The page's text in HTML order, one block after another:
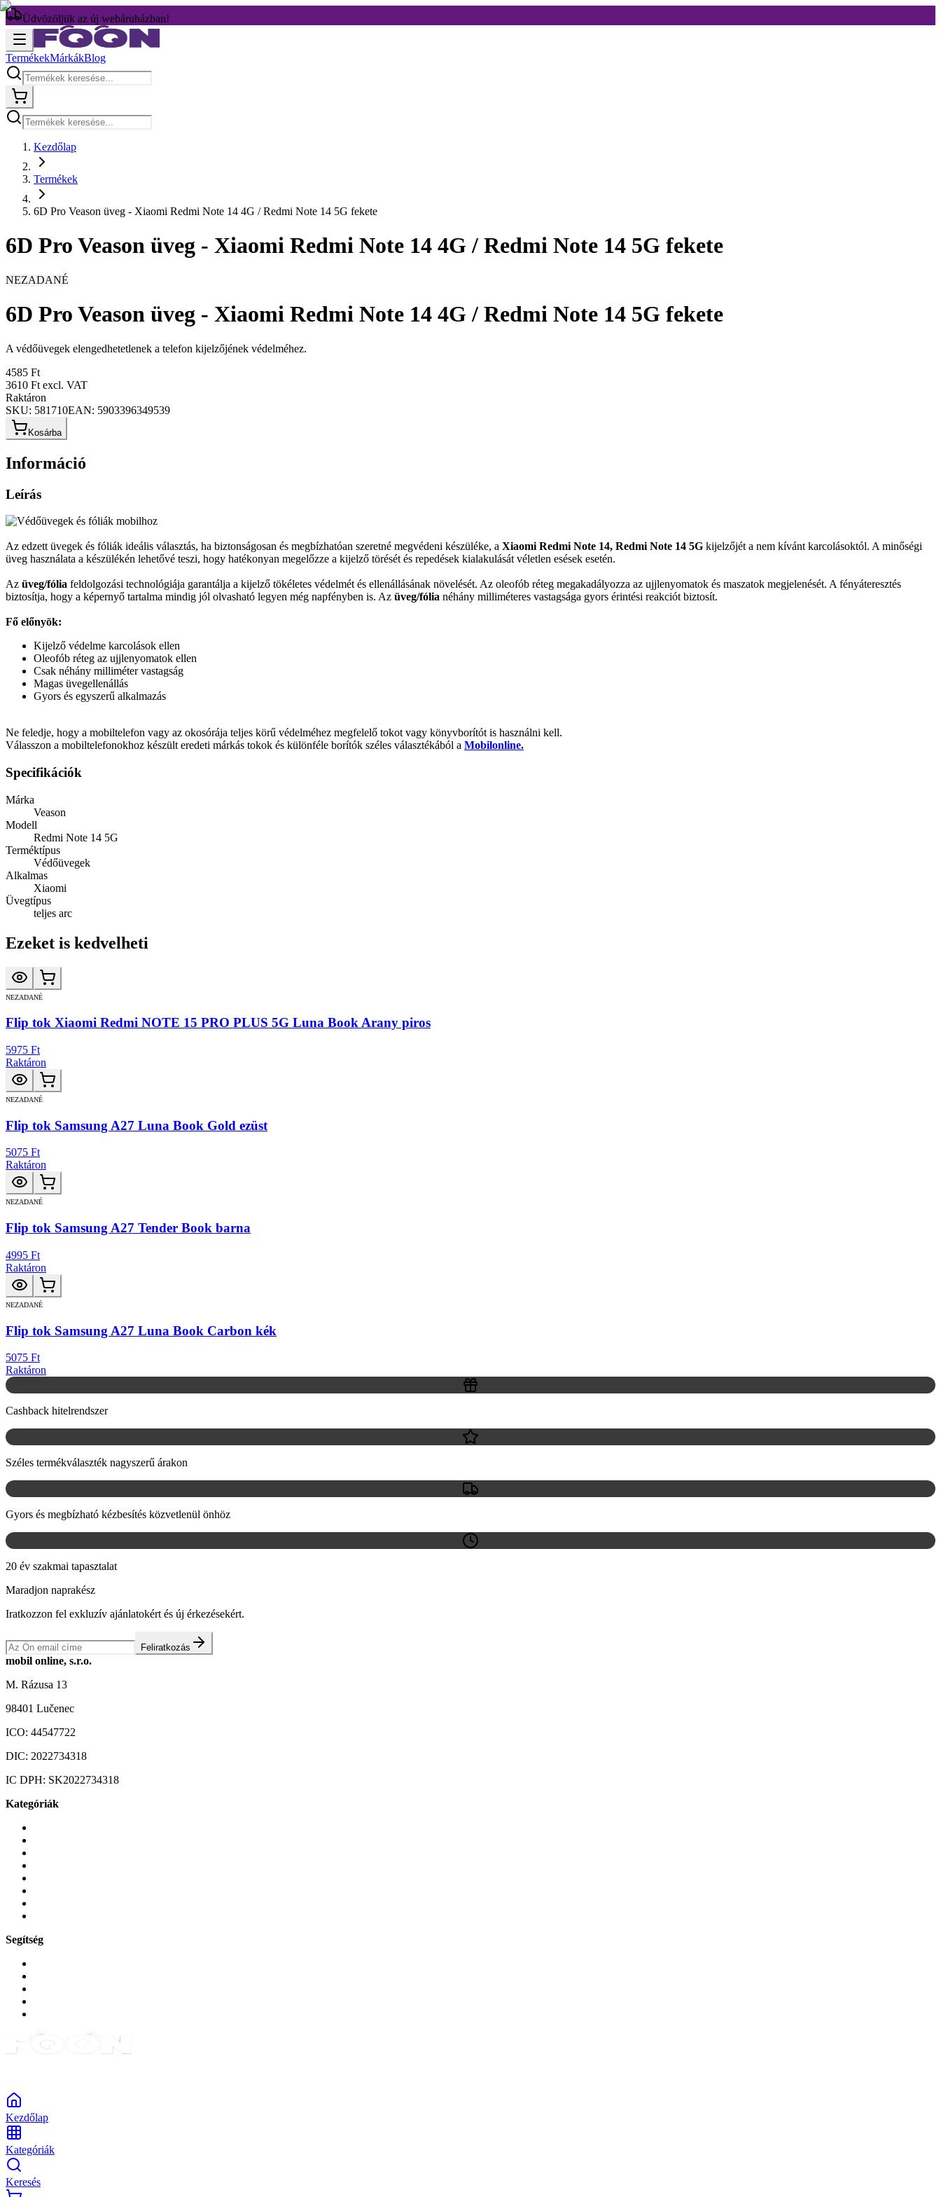
Üdvözöljük az új webáruházban!
TermékekMárkákBlog
Kezdőlap
Termékek
6D Pro Veason üveg - Xiaomi Redmi Note 14 4G / Redmi Note 14 5G fekete
6D Pro Veason üveg - Xiaomi Redmi Note 14 4G / Redmi Note 14 5G fekete
NEZADANÉ
6D Pro Veason üveg - Xiaomi Redmi Note 14 4G / Redmi Note 14 5G fekete
A védőüvegek elengedhetetlenek a telefon kijelzőjének védelméhez.
4585 Ft
3610 Ft excl. VAT
Raktáron
SKU: 581710EAN: 5903396349539
Kosárba
Információ
Leírás
Az edzett üvegek és fóliák ideális választás, ha biztonságosan és megbízhatóan szeretné megvédeni készüléke, a Xiaomi Redmi Note 14, Redmi Note 14 5G kijelzőjét a nem kívánt karcolásoktól. A minőségi
üveg használata a készülékén lehetővé teszi, hogy hatékonyan megelőzze a kijelző törését és repedések kialakulását véletlen esések esetén.
Az üveg/fólia feldolgozási technológiája garantálja a kijelző tökéletes védelmét és ellenállásának növelését. Az oleofób réteg megakadályozza az ujjlenyomatok és maszatok megjelenését. A fényáteresztés
biztosítja, hogy a képernyő tartalma mindig jól olvasható legyen még napfényben is. Az üveg/fólia néhány milliméteres vastagsága gyors érintési reakciót biztosít.
Fő előnyök:
Kijelző védelme karcolások ellen
Oleofób réteg az ujjlenyomatok ellen
Csak néhány milliméter vastagság
Magas üvegellenállás
Gyors és egyszerű alkalmazás
Ne feledje, hogy a mobiltelefon vagy az okosórája teljes körű védelméhez megfelelő tokot vagy könyvborítót is használni kell.
Válasszon a mobiltelefonokhoz készült eredeti márkás tokok és különféle borítók széles választékából a Mobilonline.
Specifikációk
Márka
Veason
Modell
Redmi Note 14 5G
Terméktípus
Védőüvegek
Alkalmas
Xiaomi
Üvegtípus
teljes arc
Ezeket is kedvelheti
NEZADANÉ
Flip tok Xiaomi Redmi NOTE 15 PRO PLUS 5G Luna Book Arany piros
5975 Ft
Raktáron
NEZADANÉ
Flip tok Samsung A27 Luna Book Gold ezüst
5075 Ft
Raktáron
NEZADANÉ
Flip tok Samsung A27 Tender Book barna
4995 Ft
Raktáron
NEZADANÉ
Flip tok Samsung A27 Luna Book Carbon kék
5075 Ft
Raktáron
Cashback hitelrendszer
Széles termékválaszték nagyszerű árakon
Gyors és megbízható kézbesítés közvetlenül önhöz
20 év szakmai tapasztalat
Maradjon naprakész
Iratkozzon fel exkluzív ajánlatokért és új érkezésekért.
Feliratkozás
mobil online, s.r.o.
M. Rázusa 13
98401 Lučenec
ICO: 44547722
DIC: 2022734318
IC DPH: SK2022734318
Kategóriák
Segítség
Kezdőlap
Kategóriák
Keresés